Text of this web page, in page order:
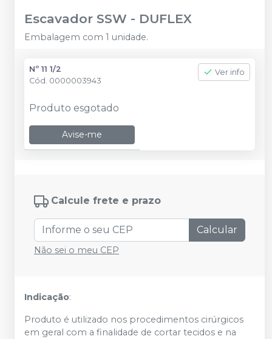
Escavador SSW - DUFLEX
Embalagem com 1 unidade.
Nº 11 1/2
Cód. 0000003943
Ver info
Produto esgotado
Avise-me
Calcule frete e prazo
Calcular
Não sei o meu CEP
Indicação:
Produto é utilizado nos procedimentos cirúrgicos
em geral com a finalidade de cortar tecidos e na